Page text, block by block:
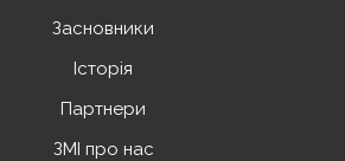
Засновники
Історія
Партнери
ЗМІ про нас